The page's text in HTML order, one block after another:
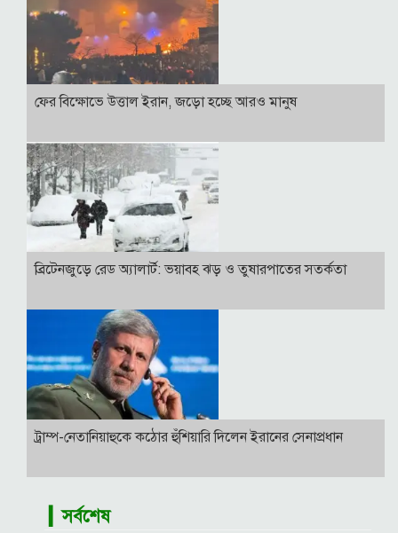
ফের বিক্ষোভে উত্তাল ইরান, জড়ো হচ্ছে আরও মানুষ
ব্রিটেনজুড়ে রেড অ্যালার্ট: ভয়াবহ ঝড় ও তুষারপাতের সতর্কতা
ট্রাম্প-নেতানিয়াহুকে কঠোর হুঁশিয়ারি দিলেন ইরানের সেনাপ্রধান
▎সর্বশেষ